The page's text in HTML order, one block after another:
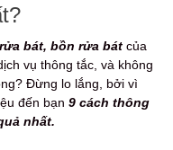
bát, bồn rửa bát của
vụ thông tắc, và không
Đừng lo lắng, bởi vì
đến bạn 9 cách thông
nhất.